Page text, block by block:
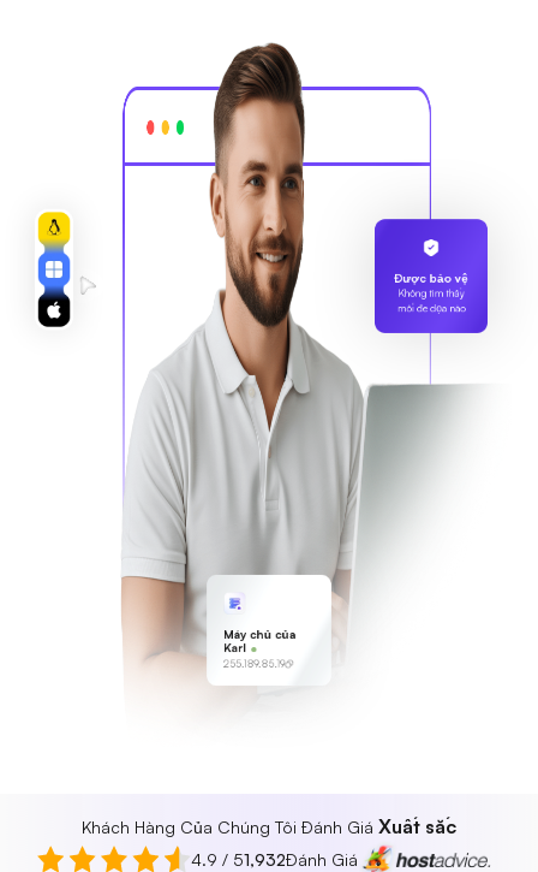
Được bảo vệ
Không tìm thấy
mối đe dọa nào
Máy chủ của
Karl
255.189.85.19
Khách Hàng Của Chúng Tôi Đánh Giá Xuất sắc
4.9 / 51,932Đánh Giá